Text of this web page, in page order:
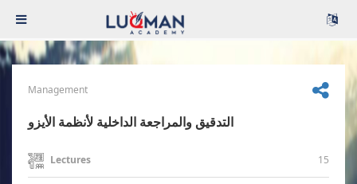
Management
التدقيق والمراجعة الداخلية لأنظمة الأيزو
Lectures 15